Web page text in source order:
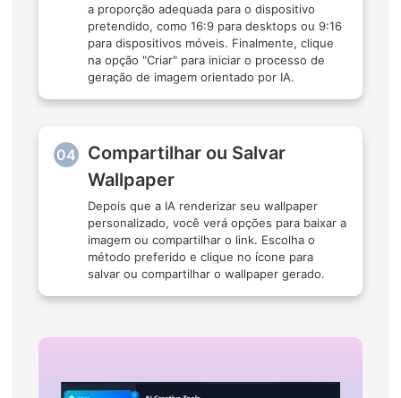
a proporção adequada para o dispositivo
pretendido, como 16:9 para desktops ou 9:16
para dispositivos móveis. Finalmente, clique
na opção "Criar" para iniciar o processo de
geração de imagem orientado por IA.
04
Compartilhar ou Salvar
Wallpaper
Depois que a IA renderizar seu wallpaper
personalizado, você verá opções para baixar a
imagem ou compartilhar o link. Escolha o
método preferido e clique no ícone para
salvar ou compartilhar o wallpaper gerado.